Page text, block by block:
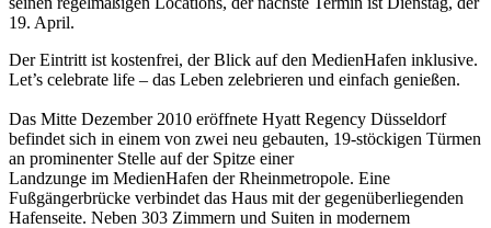
19. April.
Der Eintritt ist kostenfrei, der Blick auf den MedienHafen inklusive.
Let’s celebrate life – das Leben zelebrieren und einfach genießen.
Das Mitte Dezember 2010 eröffnete Hyatt Regency Düsseldorf
befindet sich in einem von zwei neu gebauten, 19-stöckigen Türmen
an prominenter Stelle auf der Spitze einer
Landzunge im MedienHafen der Rheinmetropole. Eine
Fußgängerbrücke verbindet das Haus mit der gegenüberliegenden
Hafenseite. Neben 303 Zimmern und Suiten in modernem